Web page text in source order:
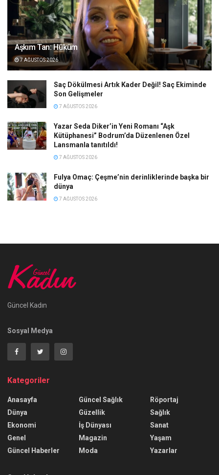
Aşkım Tan: Hüküm
7 AĞUSTOS 2026
Saç Dökülmesi Artık Kader Değil! Saç Ekiminde
Son Gelişmeler
7 AĞUSTOS 2026
Yazar Seda Diker’in Yeni Romanı “Aşk
Kütüphanesi” Bodrum’da Düzenlenen Özel
Lansmanla tanıtıldı!
7 AĞUSTOS 2026
Fulya Omaç: Çeşme’nin derinliklerinde başka bir
dünya
7 AĞUSTOS 2026
Güncel Kadın
Sosyal Medya
Kategoriler
Anasayfa
Dünya
Ekonomi
Genel
Güncel Haberler
Güncel Sağlık
Güzellik
İş Dünyası
Magazin
Moda
Röportaj
Sağlık
Sanat
Yaşam
Yazarlar